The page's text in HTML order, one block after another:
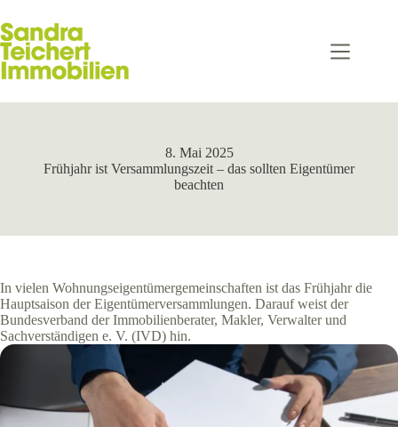
Inhalt
springen
8. Mai 2025
Frühjahr ist Versammlungszeit – das sollten Eigentümer
beachten
In vielen Wohnungseigentümergemeinschaften ist das Frühjahr die
Hauptsaison der Eigentümerversammlungen. Darauf weist der
Bundesverband der Immobilienberater, Makler, Verwalter und
Sachverständigen e. V. (IVD) hin.